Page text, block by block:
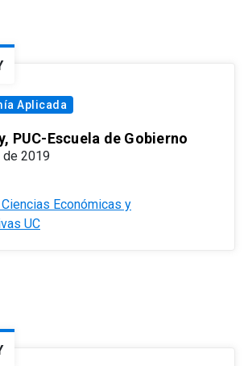
Aplicada
PUC-Escuela de Gobierno
de 2019
Económicas y
UC